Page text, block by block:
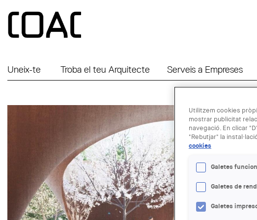
Uneix-te Troba el teu Arquitecte Serveis a Empreses
Utilitzem cookies
mostrar publicitat
navegació. En clicar
"Rebutjar" la
cookies
Galetes
Galetes de
Galetes